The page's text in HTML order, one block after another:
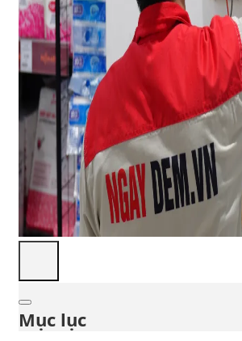
Mục lục